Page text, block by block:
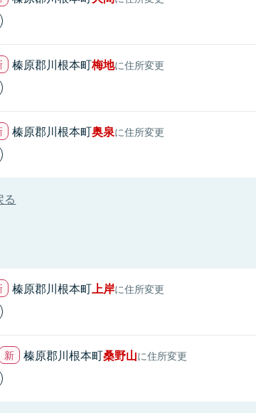
榛原郡川根本町梅地に住所変更
榛原郡川根本町奥泉に住所変更
る
榛原郡川根本町上岸に住所変更
榛原郡川根本町桑野山に住所変更